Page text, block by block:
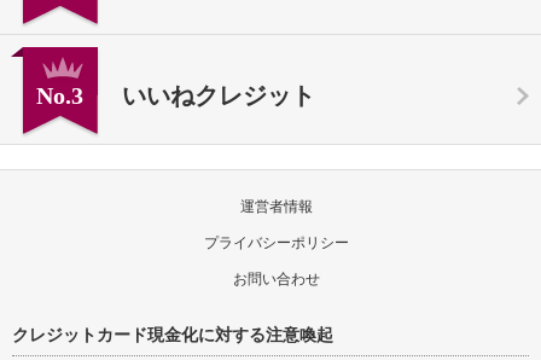
No.3 いいねクレジット
運営者情報
プライバシーポリシー
お問い合わせ
クレジットカード現金化に対する注意喚起